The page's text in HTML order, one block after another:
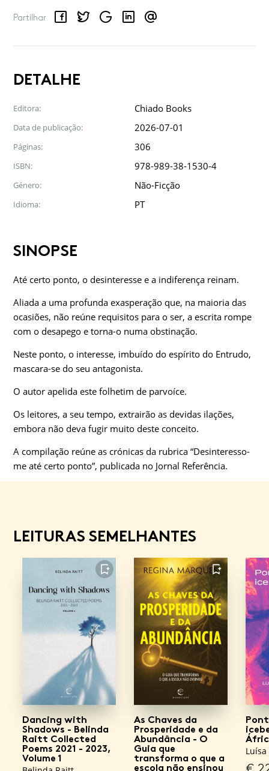
Partilhar
FacebookTwitterGoogle LinkedInEmail
DETALHE
Editora: Chiado Books
Data de publicação: 2026-07-01
Páginas: 306
ISBN: 978-989-38-1530-4
Género: Não-Ficção
Idioma: PT
SINOPSE
Até certo ponto, o desinteresse e a indiferença reinam.
Aliada a uma profunda exasperação que, na maioria das
ocasiões, não reúne requisitos para o ser, a escrita rompe
com o desapego e torna-o numa obstinação.
Neste ponto, o interesse, imbuído do espírito do Entrudo,
mascara-se do seu antagonista.
O autor apelida este folhetim de parvoíce.
Os leitores, a seu tempo, extrairão as devidas ilações,
embora não deva fugir muito deste conceito.
A compilação reúne as crónicas da rubrica “Desinteresso-
me até certo ponto”, publicada no Jornal Referência.
LEITURAS SEMELHANTES
FAVORITO
Dancing with
Shadows - Belinda
Raitt Collected
Poems 2021 - 2023,
Volume 1
FAVORITO
As Chaves da
Prosperidade e da
Abundância - O
Guia que
transforma o que a
escola não ensinou